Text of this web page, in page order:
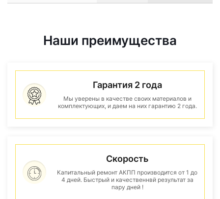
Наши преимущества
Гарантия 2 года
Мы уверены в качестве своих материалов и
комплектующих, и даем на них гарантию 2 года.
Скорость
Капитальный ремонт АКПП производится от 1 до
4 дней. Быстрый и качественнвй результат за
пару дней !